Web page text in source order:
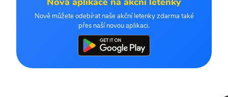
Nově můžete odebírat naše akční letenky zdarma také
přes naší novou aplikaci.